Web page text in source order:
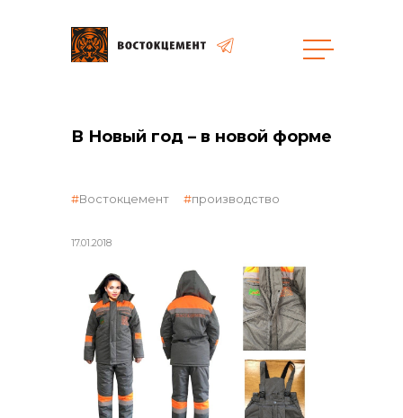
Закупки
реализация неликвидов
В Новый год – в новой форме
17.01.2018
Востокцемент производство